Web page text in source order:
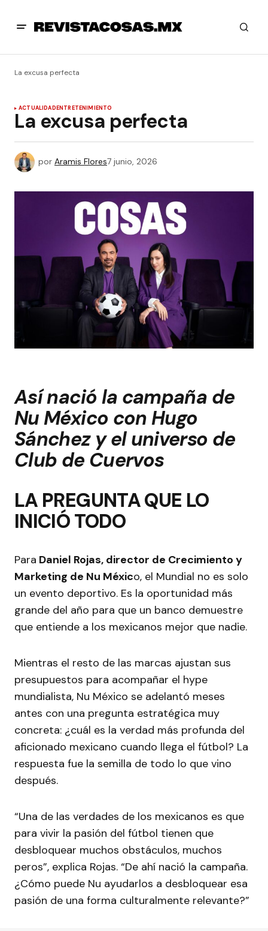
La excusa perfecta
ACTUALIDADENTRETENIMIENTO
La excusa perfecta
por Aramis Flores7 junio, 2026
Así nació la campaña de
Nu México con Hugo
Sánchez y el universo de
Club de Cuervos
LA PREGUNTA QUE LO
INICIÓ TODO
Para Daniel Rojas, director de Crecimiento y
Marketing de Nu México, el Mundial no es solo
un evento deportivo. Es la oportunidad más
grande del año para que un banco demuestre
que entiende a los mexicanos mejor que nadie.
Mientras el resto de las marcas ajustan sus
presupuestos para acompañar el hype
mundialista, Nu México se adelantó meses
antes con una pregunta estratégica muy
concreta: ¿cuál es la verdad más profunda del
aficionado mexicano cuando llega el fútbol? La
respuesta fue la semilla de todo lo que vino
después.
“Una de las verdades de los mexicanos es que
para vivir la pasión del fútbol tienen que
desbloquear muchos obstáculos, muchos
peros”, explica Rojas. “De ahí nació la campaña.
¿Cómo puede Nu ayudarlos a desbloquear esa
pasión de una forma culturalmente relevante?”